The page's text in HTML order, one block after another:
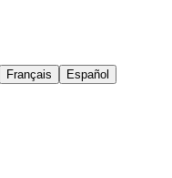
Français
Español